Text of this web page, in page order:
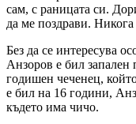
сам, с раницата си.
да ме поздрави.
Без да се интересува
Анзоров е бил запален
годишен чеченец,
е бил на 16 години,
където има чичо.